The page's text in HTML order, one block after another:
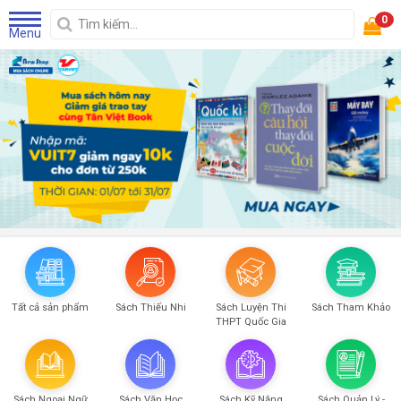
Menu
0
Tất cả sản phẩm Sách Thiếu Nhi
Sách Luyện Thi
THPT Quốc Gia
Sách Tham Khảo